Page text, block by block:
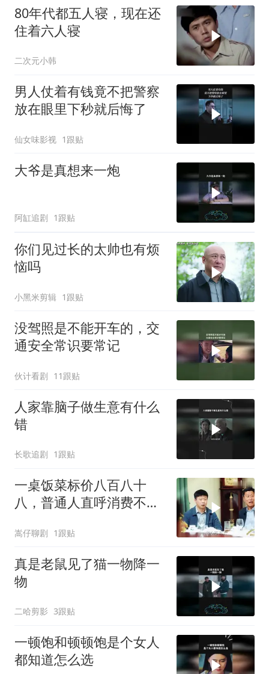
80年代都五人寝，现在还
住着六人寝
二次元小韩
男人仗着有钱竟不把警察
放在眼里下秒就后悔了
仙女味影视 1跟贴
大爷是真想来一炮
阿缸追剧 1跟贴
你们见过长的太帅也有烦
恼吗
小黑米剪辑 1跟贴
没驾照是不能开车的，交
通安全常识要常记
伙计看剧 11跟贴
人家靠脑子做生意有什么
错
长歌追剧 1跟贴
一桌饭菜标价八百八十
八，普通人直呼消费不
嵩仔聊剧 1跟贴
真是老鼠见了猫一物降一
物
二哈剪影 3跟贴
一顿饱和顿顿饱是个女人
都知道怎么选